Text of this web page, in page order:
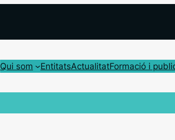
Qui som EntitatsActualitatFormació i